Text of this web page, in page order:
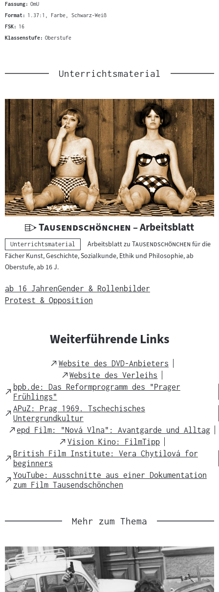
Fassung: OmU
Format: 1.37:1, Farbe, Schwarz-Weiß
FSK: 16
Klassenstufe: Oberstufe
Unterrichtsmaterial
U
n
t
e
r
i
t
e
r
i
a
l
:
"
Tausendschönchen "
– Arbeitsblatt
Kategorie:
Unterrichtsmaterial Arbeitsblatt zu "
Tausendschönchen "für die
Fächer Kunst, Geschichte, Sozialkunde, Ethik und Philosophie, ab
Oberstufe, ab 16 J.
ab 16 JahrenGender & Rollenbilder
Protest & Opposition
Weiterführende Links
External
Link
Website des DVD-Anbieters
External
Link
Website des Verleihs
External
Link
bpb.de: Das Reformprogramm des "Prager
Frühlings"
External
Link
APuZ: Prag 1969. Tschechisches
Untergrundkultur
External
epd Film: "Nová Vlna": Avantgarde und Alltag
External
Link
Vision Kino: FilmTipp
External
Link
British Film Institute: Vera Chytilová for
beginners
External
Link
YouTube: Ausschnitte aus einer Dokumentation
zum Film Tausendschönchen
Mehr zum Thema